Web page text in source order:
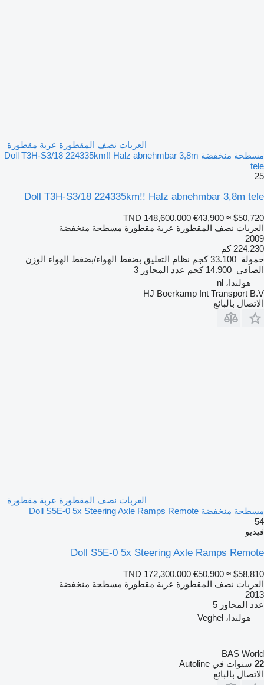
العربات نصف المقطورة عربة مقطورة
مسطحة منخفضة Doll T3H-S3/18 224335km!! Halz abnehmbar 3,8m
tele
25
Doll T3H-S3/18 224335km!! Halz abnehmbar 3,8m tele
TND 148,600.000 €43,900 ≈ $50,720
العربات نصف المقطورة عربة مقطورة مسطحة منخفضة
2009
224.230 كم
حمولة 33.100 كجم نظام التعليق بضغط الهواء/بضغط الهواء الوزن
الصافي 14.900 كجم عدد المحاور 3
هولندا، nl
HJ Boerkamp Int Transport B.V
الاتصال بالبائع
العربات نصف المقطورة عربة مقطورة
مسطحة منخفضة Doll S5E-0 5x Steering Axle Ramps Remote
54
فيديو
Doll S5E-0 5x Steering Axle Ramps Remote
TND 172,300.000 €50,900 ≈ $58,810
العربات نصف المقطورة عربة مقطورة مسطحة منخفضة
2013
عدد المحاور 5
هولندا، Veghel
BAS World
22 سنوات في Autoline
الاتصال بالبائع